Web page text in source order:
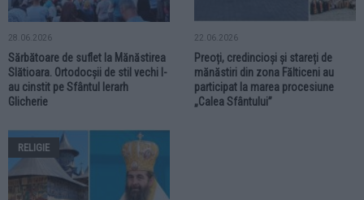
28.06.2026
Sărbătoare de suflet la Mănăstirea
Slătioara. Ortodocșii de stil vechi l-
au cinstit pe Sfântul Ierarh
Glicherie
22.06.2026
Preoți, credincioși și stareți de
mănăstiri din zona Fălticeni au
participat la marea procesiune
„Calea Sfântului”
RELIGIE